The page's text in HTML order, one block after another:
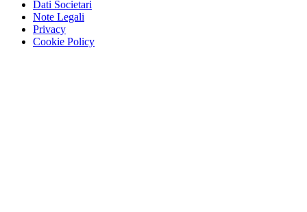
Dati Societari
Note Legali
Privacy
Cookie Policy